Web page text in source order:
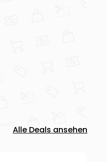
Alle Deals ansehen